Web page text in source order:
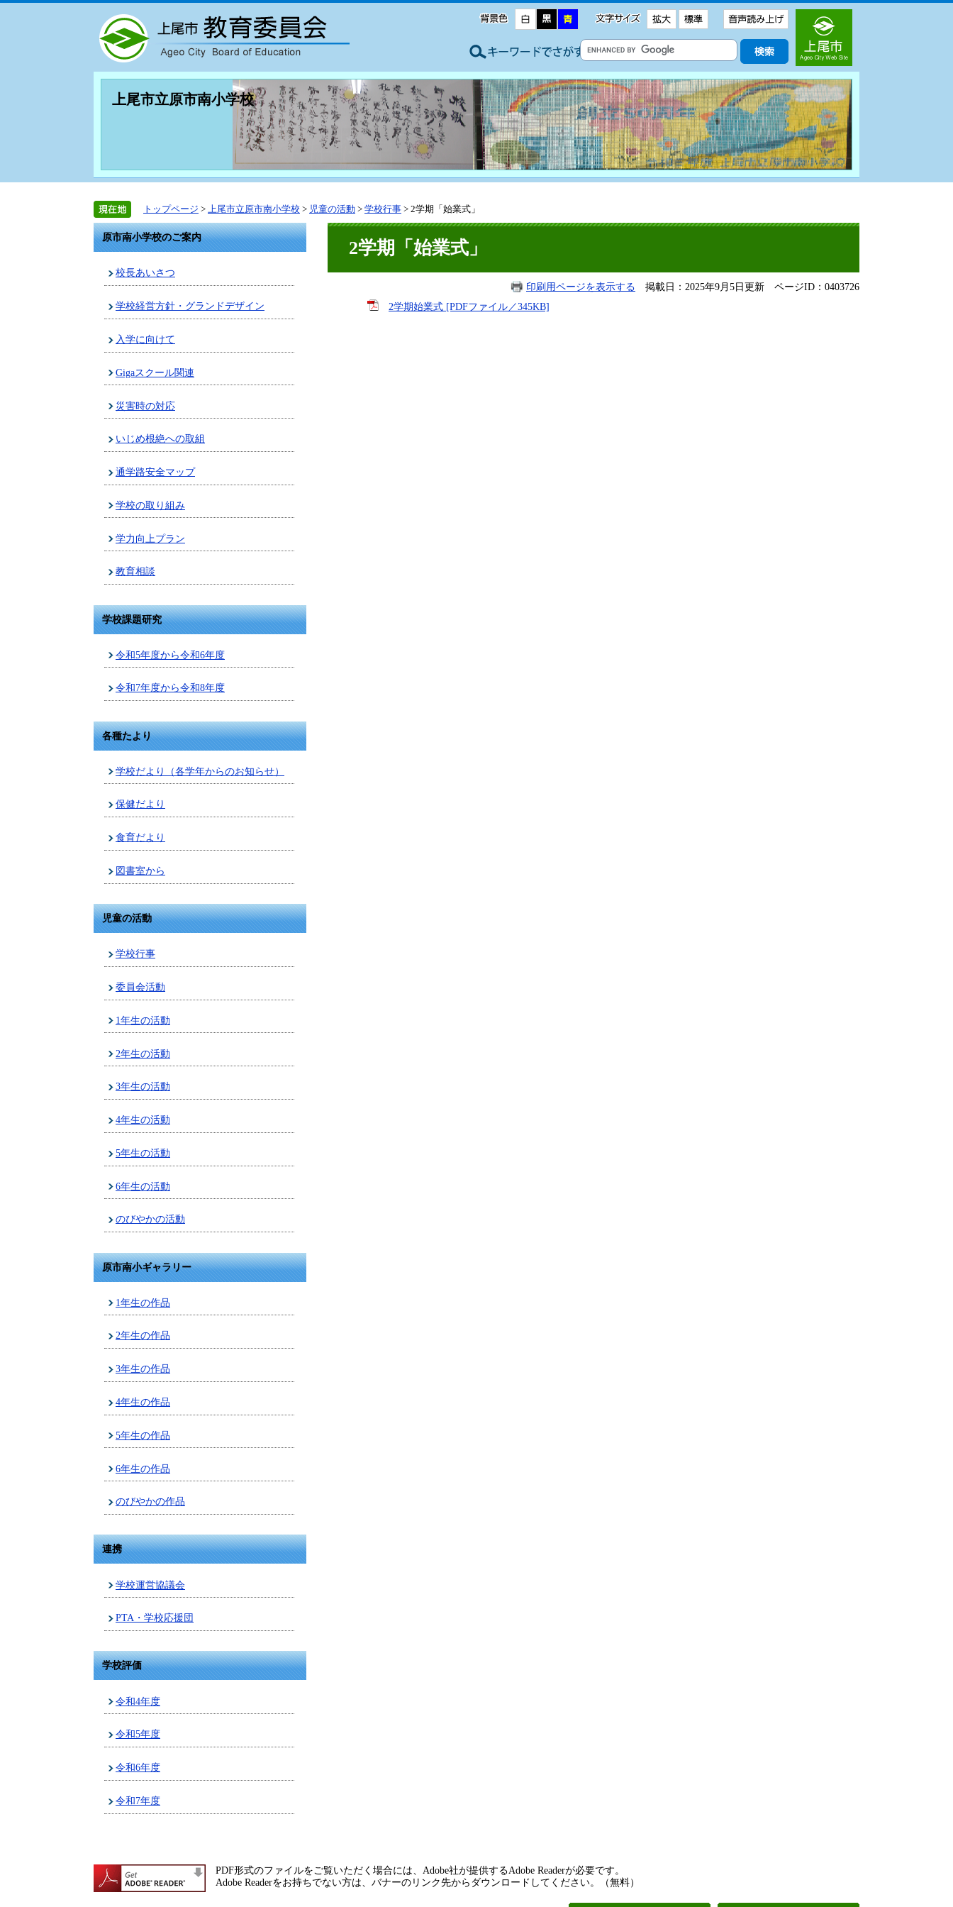
上尾市立原市南小学校
トップページ > 上尾市立原市南小学校 > 児童の活動 > 学校行事 > 2学期「始業式」
原市南小学校のご案内
校長あいさつ
学校経営方針・グランドデザイン
入学に向けて
Gigaスクール関連
災害時の対応
いじめ根絶への取組
通学路安全マップ
学校の取り組み
学力向上プラン
教育相談
学校課題研究
令和5年度から令和6年度
令和7年度から令和8年度
各種たより
学校だより（各学年からのお知らせ）
保健だより
食育だより
図書室から
児童の活動
学校行事
委員会活動
1年生の活動
2年生の活動
3年生の活動
4年生の活動
5年生の活動
6年生の活動
のびやかの活動
原市南小ギャラリー
1年生の作品
2年生の作品
3年生の作品
4年生の作品
5年生の作品
6年生の作品
のびやかの作品
連携
学校運営協議会
PTA・学校応援団
学校評価
令和4年度
令和5年度
令和6年度
令和7年度
2学期「始業式」
印刷用ページを表示する 掲載日：2025年9月5日更新 ページID：0403726
2学期始業式 [PDFファイル／345KB]
PDF形式のファイルをご覧いただく場合には、Adobe社が提供するAdobe Readerが必要です。
Adobe Readerをお持ちでない方は、バナーのリンク先からダウンロードしてください。（無料）